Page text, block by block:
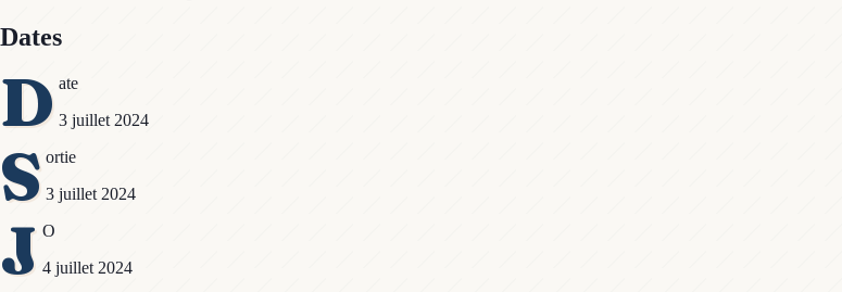
Dates
D ate
3 juillet 2024
S ortie
3 juillet 2024
J O
4 juillet 2024